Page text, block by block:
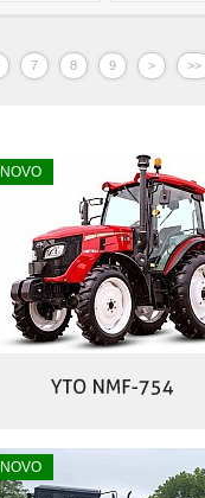
7 8 9 > >>
NOVO
NOVO